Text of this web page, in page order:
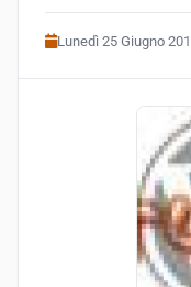
Lunedì 25 Giugno